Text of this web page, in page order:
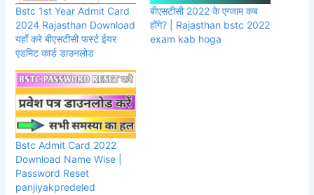
Bstc 1st Year Admit Card
2024 Rajasthan Download
यहाँ करे बीएसटीसी फर्स्ट ईयर
एडमिट कार्ड डाउनलोड
बीएसटीसी 2022 के एग्जाम कब
होंगे? | Rajasthan bstc 2022
exam kab hoga
Bstc Admit Card 2022
Download Name Wise |
Password Reset
panjiyakpredeled